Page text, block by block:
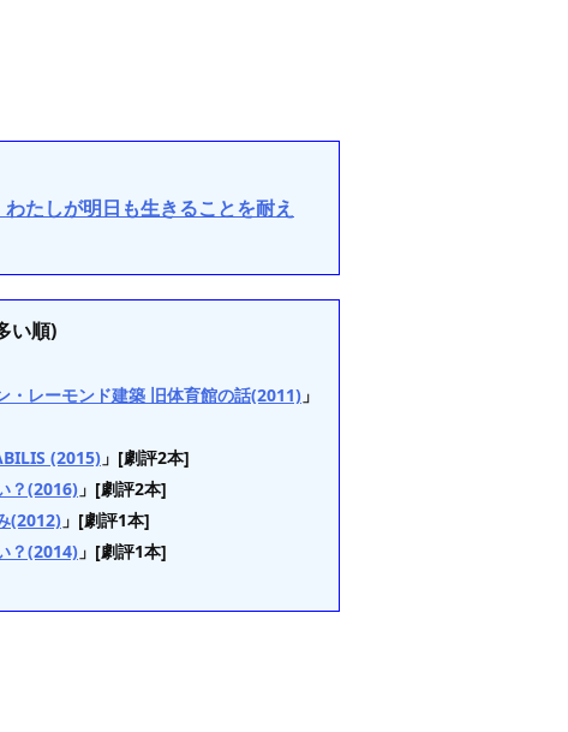
たしが明日も生きることを耐え
い順)
・レーモンド建築 旧体育館の話(2011) 」
(2015) 」[劇評2本]
？(2016) 」[劇評2本]
(2012) 」[劇評1本]
？(2014) 」[劇評1本]